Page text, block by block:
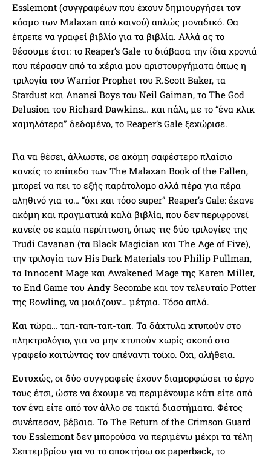
Esslemont (συγγραφέων που έχουν δημιουργήσει τον
κόσμο των Malazan από κοινού) απλώς μοναδικό. Θα
έπρεπε να γραφεί βιβλίο για τα βιβλία. Αλλά ας το
θέσουμε έτσι: το Reaper’s Gale το διάβασα την ίδια χρονιά
που πέρασαν από τα χέρια μου αριστουργήματα όπως η
τριλογία του Warrior Prophet του R.Scott Baker, τα
Stardust και Anansi Boys του Neil Gaiman, το The God
Delusion του Richard Dawkins… και πάλι, με το “ένα κλικ
χαμηλότερα” δεδομένο, το Reaper’s Gale ξεχώρισε.
Για να θέσει, άλλωστε, σε ακόμη σαφέστερο πλαίσιο
κανείς το επίπεδο των The Malazan Book of the Fallen,
μπορεί να πει το εξής παράτολομο αλλά πέρα για πέρα
αληθινό για το… “όχι και τόσο super” Reaper’s Gale: έκανε
ακόμη και πραγματικά καλά βιβλία, που δεν περιφρονεί
κανείς σε καμία περίπτωση, όπως τις δύο τριλογίες της
Trudi Cavanan (τα Black Magician και The Age of Five),
την τριλογία των His Dark Materials του Philip Pullman,
τα Innocent Mage και Awakened Mage της Karen Miller,
το End Game του Andy Secombe και τον τελευταίο Potter
της Rowling, να μοιάζουν… μέτρια. Τόσο απλά.
Και τώρα… ταπ-ταπ-ταπ-ταπ. Τα δάχτυλα χτυπούν στο
πληκτρολόγιο, για να μην χτυπούν χωρίς σκοπό στο
γραφείο κοιτώντας τον απέναντι τοίχο. Όχι, αλήθεια.
Ευτυχώς, οι δύο συγγραφείς έχουν διαμορφώσει το έργο
τους έτσι, ώστε να έχουμε να περιμένουμε κάτι είτε από
τον ένα είτε από τον άλλο σε τακτά διαστήματα. Φέτος
συνέπεσαν, βέβαια. Το The Return of the Crimson Guard
του Esslemont δεν μπορούσα να περιμένω μέχρι τα τέλη
Σεπτεμβρίου για να το αποκτήσω σε paperback, το